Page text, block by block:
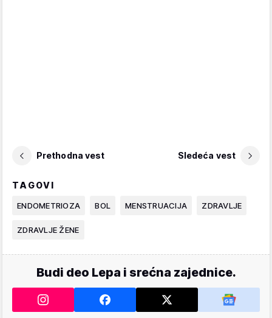
Prethodna vest Sledeća vest
TAGOVI
ENDOMETRIOZA BOL MENSTRUACIJA ZDRAVLJE
ZDRAVLJE ŽENE
Budi deo Lepa i srećna zajednice.